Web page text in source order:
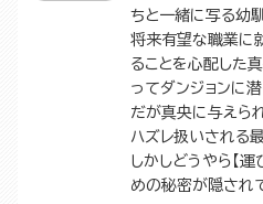
ちと一緒に写る幼
将来有望な職業に
ることを心配した
ってダンジョンに潜
だが真央に与えら
ハズレ扱いされる
しかしどうやら【運
めの秘密が隠さ